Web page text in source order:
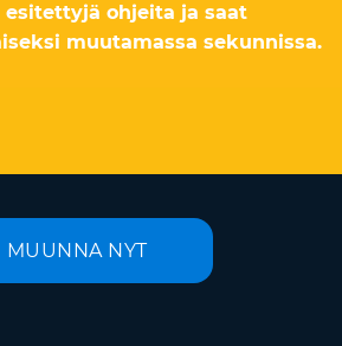
esitettyjä ohjeita ja saat
muutamassa sekunnissa.
MUUNNA NYT